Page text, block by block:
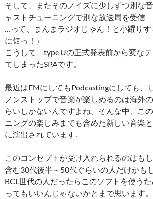
そして、またそのノイズに少しずつ別な
ャストチューニングで別な放送局を受信
…って、まんまラジオじゃん！と小躍り
に短っ！）
こうして、type Uの正式発表前から変な
てしまったSPAです。
最近はFMにしてもPodcastingにしても、
ノンストップで音楽が楽しめるのは海外
らいしかないんですよね。そんな中、こ
ニングの楽しみまでも含めた新しい音楽
に演出されています。
このコンセプトが受け入れられるのはも
含む30代後半～50代ぐらいの人だけかも
BCL世代の人だったらこのソフトを使う
ってもいいんじゃないかとまで思います